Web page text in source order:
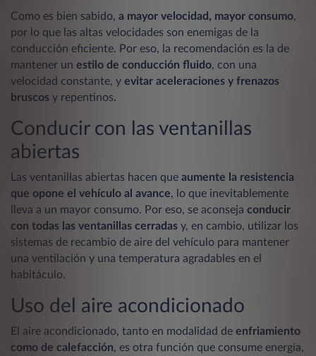
Como es bien sabido, a mayor velocidad, mayor consumo,
por lo que las altas velocidades son enemigas de la
conducción eficiente. Por eso, la recomendación es la de
mantener un estilo de conducción fluido, con una
velocidad constante, y evitar aceleraciones y frenazos
bruscos y repentinos.
Conducir con las ventanillas
abiertas
Las ventanillas abiertas hacen que aumente la resistencia
que opone el vehículo al avance, lo que inevitablemente
lleva a un mayor consumo. Por eso, se aconseja conducir
con todas las ventanillas cerradas y, en cambio, utilizar los
sistemas de recambio de aire del vehículo para mantener
una ventilación y una temperatura agradables en el
habitáculo.
Uso del aire acondicionado
El aire acondicionado, tanto en modalidad de enfriamiento
como de calefacción, es otra función que consume energía,